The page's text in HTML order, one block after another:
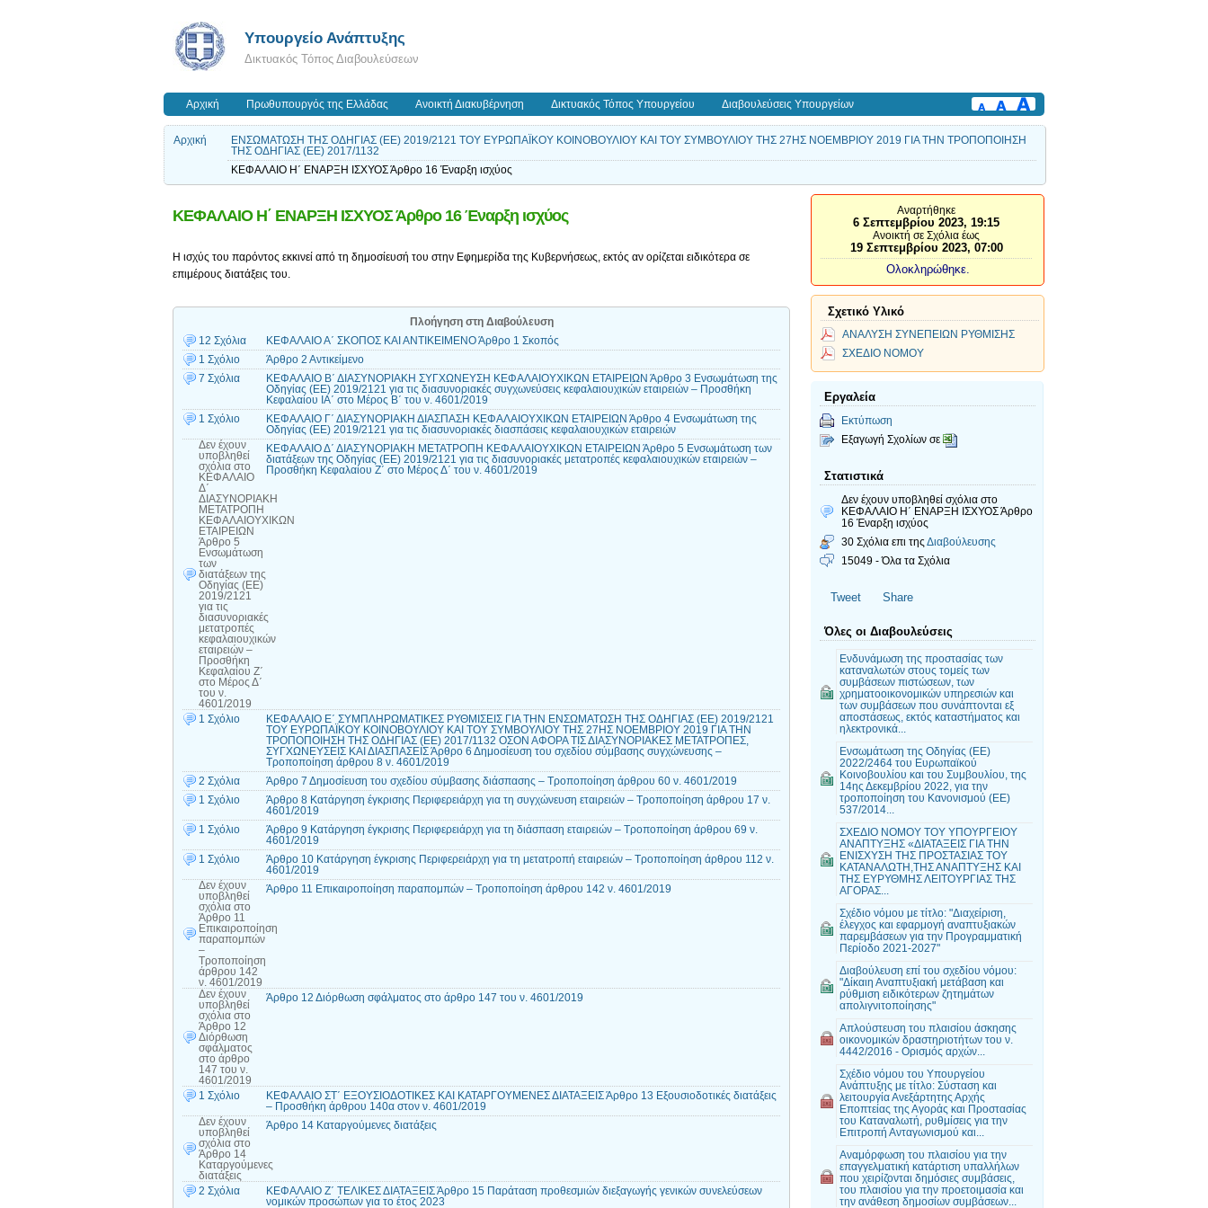
Υπουργείο Ανάπτυξης
Δικτυακός Τόπος Διαβουλεύσεων
Αρχική Πρωθυπουργός της Ελλάδας Ανοικτή Διακυβέρνηση Δικτυακός Τόπος Υπουργείου Διαβουλεύσεις Υπουργείων
Αρχική
ΕΝΣΩΜΑΤΩΣΗ ΤΗΣ ΟΔΗΓΙΑΣ (ΕΕ) 2019/2121 ΤΟΥ ΕΥΡΩΠΑΪΚΟΥ ΚΟΙΝΟΒΟΥΛΙΟΥ ΚΑΙ ΤΟΥ ΣΥΜΒΟΥΛΙΟΥ ΤΗΣ 27ΗΣ ΝΟΕΜΒΡΙΟΥ 2019 ΓΙΑ ΤΗΝ ΤΡΟΠΟΠΟΙΗΣΗ
ΤΗΣ ΟΔΗΓΙΑΣ (ΕΕ) 2017/1132
ΚΕΦΑΛΑΙΟ Η΄ ΕΝΑΡΞΗ ΙΣΧΥΟΣ Άρθρο 16 Έναρξη ισχύος
ΚΕΦΑΛΑΙΟ Η΄ ΕΝΑΡΞΗ ΙΣΧΥΟΣ Άρθρο 16 Έναρξη ισχύος
Η ισχύς του παρόντος εκκινεί από τη δημοσίευσή του στην Εφημερίδα της Κυβερνήσεως, εκτός αν ορίζεται ειδικότερα σε
επιμέρους διατάξεις του.
Πλοήγηση στη Διαβούλευση
12 Σχόλια
ΚΕΦΑΛΑΙΟ Α΄ ΣΚΟΠΟΣ ΚΑΙ ΑΝΤΙΚΕΙΜΕΝΟ Άρθρο 1 Σκοπός
1 Σχόλιο
Άρθρο 2 Αντικείμενο
7 Σχόλια
ΚΕΦΑΛΑΙΟ Β΄ ΔΙΑΣΥΝΟΡΙΑΚΗ ΣΥΓΧΩΝΕΥΣΗ ΚΕΦΑΛΑΙΟΥΧΙΚΩΝ ΕΤΑΙΡΕΙΩΝ Άρθρο 3 Ενσωμάτωση της
Οδηγίας (ΕΕ) 2019/2121 για τις διασυνοριακές συγχωνεύσεις κεφαλαιουχικών εταιρειών – Προσθήκη
Κεφαλαίου ΙΑ΄ στο Μέρος Β΄ του ν. 4601/2019
1 Σχόλιο
ΚΕΦΑΛΑΙΟ Γ΄ ΔΙΑΣΥΝΟΡΙΑΚΗ ΔΙΑΣΠΑΣΗ ΚΕΦΑΛΑΙΟΥΧΙΚΩΝ ΕΤΑΙΡΕΙΩΝ Άρθρο 4 Ενσωμάτωση της
Οδηγίας (ΕΕ) 2019/2121 για τις διασυνοριακές διασπάσεις κεφαλαιουχικών εταιρειών
Δεν έχουν
υποβληθεί
σχόλια στο
ΚΕΦΑΛΑΙΟ
Δ΄
ΔΙΑΣΥΝΟΡΙΑΚΗ
ΜΕΤΑΤΡΟΠΗ
ΚΕΦΑΛΑΙΟΥΧΙΚΩΝ
ΕΤΑΙΡΕΙΩΝ
Άρθρο 5
Ενσωμάτωση
των
διατάξεων της
Οδηγίας (ΕΕ)
2019/2121
για τις
διασυνοριακές
μετατροπές
κεφαλαιουχικών
εταιρειών –
Προσθήκη
Κεφαλαίου Ζ΄
στο Μέρος Δ΄
του ν.
4601/2019
ΚΕΦΑΛΑΙΟ Δ΄ ΔΙΑΣΥΝΟΡΙΑΚΗ ΜΕΤΑΤΡΟΠΗ ΚΕΦΑΛΑΙΟΥΧΙΚΩΝ ΕΤΑΙΡΕΙΩΝ Άρθρο 5 Ενσωμάτωση των
διατάξεων της Οδηγίας (ΕΕ) 2019/2121 για τις διασυνοριακές μετατροπές κεφαλαιουχικών εταιρειών –
Προσθήκη Κεφαλαίου Ζ΄ στο Μέρος Δ΄ του ν. 4601/2019
1 Σχόλιο
ΚΕΦΑΛΑΙΟ Ε΄ ΣΥΜΠΛΗΡΩΜΑΤΙΚΕΣ ΡΥΘΜΙΣΕΙΣ ΓΙΑ ΤΗΝ ΕΝΣΩΜΑΤΩΣΗ ΤΗΣ ΟΔΗΓΙΑΣ (ΕΕ) 2019/2121
ΤΟΥ ΕΥΡΩΠΑΪΚΟΥ ΚΟΙΝΟΒΟΥΛΙΟΥ ΚΑΙ ΤΟΥ ΣΥΜΒΟΥΛΙΟΥ ΤΗΣ 27ΗΣ ΝΟΕΜΒΡΙΟΥ 2019 ΓΙΑ ΤΗΝ
ΤΡΟΠΟΠΟΙΗΣΗ ΤΗΣ ΟΔΗΓΙΑΣ (ΕΕ) 2017/1132 ΟΣΟΝ ΑΦΟΡΑ ΤΙΣ ΔΙΑΣΥΝΟΡΙΑΚΕΣ ΜΕΤΑΤΡΟΠΕΣ,
ΣΥΓΧΩΝΕΥΣΕΙΣ ΚΑΙ ΔΙΑΣΠΑΣΕΙΣ Άρθρο 6 Δημοσίευση του σχεδίου σύμβασης συγχώνευσης –
Τροποποίηση άρθρου 8 ν. 4601/2019
2 Σχόλια
Άρθρο 7 Δημοσίευση του σχεδίου σύμβασης διάσπασης – Τροποποίηση άρθρου 60 ν. 4601/2019
1 Σχόλιο
Άρθρο 8 Κατάργηση έγκρισης Περιφερειάρχη για τη συγχώνευση εταιρειών – Τροποποίηση άρθρου 17 ν.
4601/2019
1 Σχόλιο
Άρθρο 9 Κατάργηση έγκρισης Περιφερειάρχη για τη διάσπαση εταιρειών – Τροποποίηση άρθρου 69 ν.
4601/2019
1 Σχόλιο
Άρθρο 10 Κατάργηση έγκρισης Περιφερειάρχη για τη μετατροπή εταιρειών – Τροποποίηση άρθρου 112 ν.
4601/2019
Δεν έχουν
υποβληθεί
σχόλια στο
Άρθρο 11
Επικαιροποίηση
παραπομπών
–
Τροποποίηση
άρθρου 142
ν. 4601/2019
Άρθρο 11 Επικαιροποίηση παραπομπών – Τροποποίηση άρθρου 142 ν. 4601/2019
Δεν έχουν
υποβληθεί
σχόλια στο
Άρθρο 12
Διόρθωση
σφάλματος
στο άρθρο
147 του ν.
4601/2019
Άρθρο 12 Διόρθωση σφάλματος στο άρθρο 147 του ν. 4601/2019
1 Σχόλιο
ΚΕΦΑΛΑΙΟ ΣΤ΄ ΕΞΟΥΣΙΟΔΟΤΙΚΕΣ ΚΑΙ ΚΑΤΑΡΓΟΥΜΕΝΕΣ ΔΙΑΤΑΞΕΙΣ Άρθρο 13 Εξουσιοδοτικές διατάξεις
– Προσθήκη άρθρου 140α στον ν. 4601/2019
Δεν έχουν
υποβληθεί
σχόλια στο
Άρθρο 14
Καταργούμενες
διατάξεις
Άρθρο 14 Καταργούμενες διατάξεις
2 Σχόλια
ΚΕΦΑΛΑΙΟ Ζ΄ ΤΕΛΙΚΕΣ ΔΙΑΤΑΞΕΙΣ Άρθρο 15 Παράταση προθεσμιών διεξαγωγής γενικών συνελεύσεων
νομικών προσώπων για το έτος 2023
Αναρτήθηκε
6 Σεπτεμβρίου 2023, 19:15
Ανοικτή σε Σχόλια έως
19 Σεπτεμβρίου 2023, 07:00
Ολοκληρώθηκε.
Σχετικό Υλικό
ΑΝΑΛΥΣΗ ΣΥΝΕΠΕΙΩΝ ΡΥΘΜΙΣΗΣ
ΣΧΕΔΙΟ ΝΟΜΟΥ
Εργαλεία
Εκτύπωση
Εξαγωγή Σχολίων σε
Στατιστικά
Δεν έχουν υποβληθεί σχόλια στο
ΚΕΦΑΛΑΙΟ Η΄ ΕΝΑΡΞΗ ΙΣΧΥΟΣ Άρθρο
16 Έναρξη ισχύος
30 Σχόλια επι της Διαβούλευσης
15049 - Όλα τα Σχόλια
Tweet Share
Όλες οι Διαβουλεύσεις
Ενδυνάμωση της προστασίας των
καταναλωτών στους τομείς των
συμβάσεων πιστώσεων, των
χρηματοοικονομικών υπηρεσιών και
των συμβάσεων που συνάπτονται εξ
αποστάσεως, εκτός καταστήματος και
ηλεκτρονικά...
Ενσωμάτωση της Οδηγίας (ΕΕ)
2022/2464 του Ευρωπαϊκού
Κοινοβουλίου και του Συμβουλίου, της
14ης Δεκεμβρίου 2022, για την
τροποποίηση του Κανονισμού (ΕΕ)
537/2014...
ΣΧΕΔΙΟ ΝΟΜΟΥ ΤΟΥ ΥΠΟΥΡΓΕΙΟΥ
ΑΝΑΠΤΥΞΗΣ «ΔΙΑΤΑΞΕΙΣ ΓΙΑ ΤΗΝ
ΕΝΙΣΧΥΣΗ ΤΗΣ ΠΡΟΣΤΑΣΙΑΣ ΤΟΥ
ΚΑΤΑΝΑΛΩΤΗ,ΤΗΣ ΑΝΑΠΤΥΞΗΣ ΚΑΙ
ΤΗΣ ΕΥΡΥΘΜΗΣ ΛΕΙΤΟΥΡΓΙΑΣ ΤΗΣ
ΑΓΟΡΑΣ...
Σχέδιο νόμου με τίτλο: "Διαχείριση,
έλεγχος και εφαρμογή αναπτυξιακών
παρεμβάσεων για την Προγραμματική
Περίοδο 2021-2027"
Διαβούλευση επί του σχεδίου νόμου:
"Δίκαιη Αναπτυξιακή μετάβαση και
ρύθμιση ειδικότερων ζητημάτων
απολιγνιτοποίησης"
Απλούστευση του πλαισίου άσκησης
οικονομικών δραστηριοτήτων του ν.
4442/2016 - Ορισμός αρχών...
Σχέδιο νόμου του Υπουργείου
Ανάπτυξης με τίτλο: Σύσταση και
λειτουργία Ανεξάρτητης Αρχής
Εποπτείας της Αγοράς και Προστασίας
του Καταναλωτή, ρυθμίσεις για την
Επιτροπή Ανταγωνισμού και...
Αναμόρφωση του πλαισίου για την
επαγγελματική κατάρτιση υπαλλήλων
που χειρίζονται δημόσιες συμβάσεις,
του πλαισίου για την προετοιμασία και
την ανάθεση δημοσίων συμβάσεων...